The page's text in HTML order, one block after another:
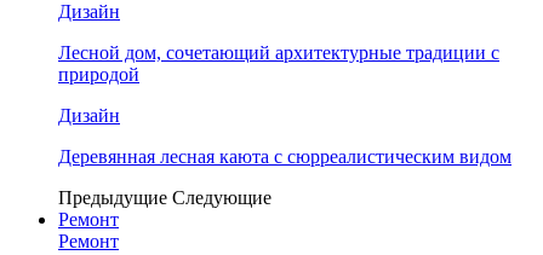
Дизайн
Лесной дом, сочетающий архитектурные традиции с
природой
Дизайн
Деревянная лесная каюта с сюрреалистическим видом
Предыдущие Следующие
Ремонт
Ремонт